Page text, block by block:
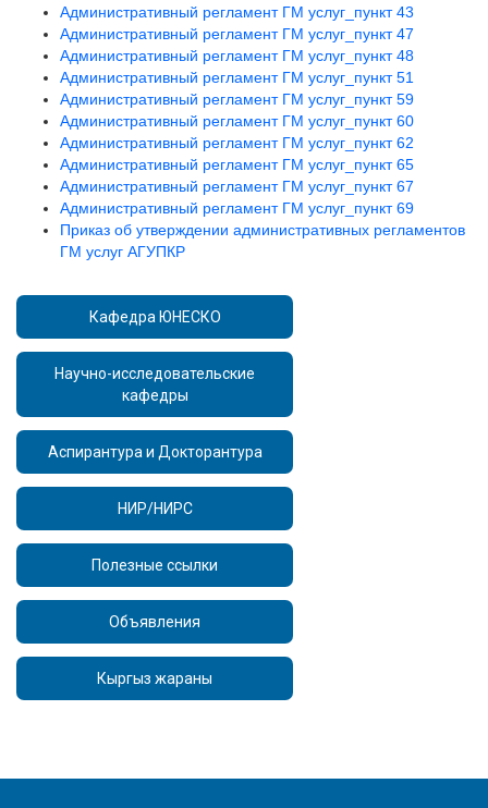
Административный регламент ГМ услуг_пункт 43
Административный регламент ГМ услуг_пункт 47
Административный регламент ГМ услуг_пункт 48
Административный регламент ГМ услуг_пункт 51
Административный регламент ГМ услуг_пункт 59
Административный регламент ГМ услуг_пункт 60
Административный регламент ГМ услуг_пункт 62
Административный регламент ГМ услуг_пункт 65
Административный регламент ГМ услуг_пункт 67
Административный регламент ГМ услуг_пункт 69
Приказ об утверждении административных регламентов
ГМ услуг АГУПКР
Кафедра ЮНЕСКО
Научно-исследовательские
кафедры
Аспирантура и Докторантура
НИР/НИРС
Полезные ссылки
Объявления
Кыргыз жараны